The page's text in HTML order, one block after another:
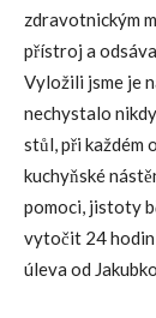
zdravotnickým
přístroj a
Vyložili jsme je
nechystalo
stůl, při každém
kuchyňské
pomoci, jistoty
vytočit 24 hodin
úleva od